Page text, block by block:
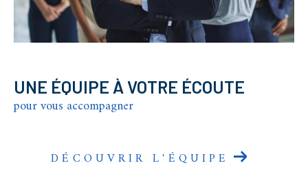
UNE ÉQUIPE À VOTRE ÉCOUTE
pour vous accompagner
DÉCOUVRIR L'ÉQUIPE